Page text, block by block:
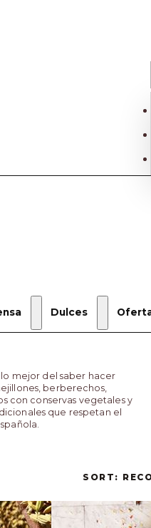
Dulces
mejor del saber hacer
berberechos,
con conservas vegetales y
que respetan el
SORT: